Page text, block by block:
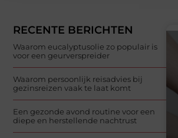
RECENTE BERICHTEN
Waarom eucalyptusolie zo populair is
voor een geurverspreider
Waarom persoonlijk reisadvies bij
gezinsreizen vaak te laat komt
Een gezonde avond routine voor een
diepe en herstellende nachtrust